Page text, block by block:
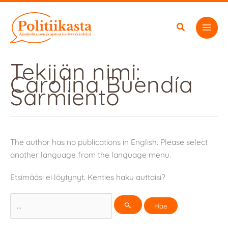
sisältöön
Tekijän nimi:
Carolina Buendía
Sarmiento
The author has no publications in English. Please select
another language from the language menu.
Etsimääsi ei löytynyt. Kenties haku auttaisi?
for: